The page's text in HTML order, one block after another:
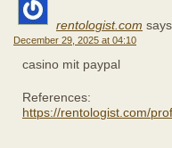
rentologist.com
December 29, 2025 at 04:10
casino mit paypal
References:
https://rentologist.com/